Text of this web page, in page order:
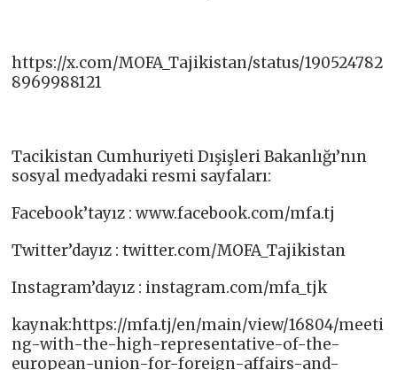
https://x.com/MOFA_Tajikistan/status/190524782
8969988121
Tacikistan Cumhuriyeti Dışişleri Bakanlığı’nın
sosyal medyadaki resmi sayfaları:
Facebook’tayız : www.facebook.com/mfa.tj​
Twitter’dayız : twitter.com/MOFA_Tajikistan​
Instagram’dayız : instagram.com/mfa_tjk
kaynak:https://mfa.tj/en/main/view/16804/meeti
ng-with-the-high-representative-of-the-
european-union-for-foreign-affairs-and-